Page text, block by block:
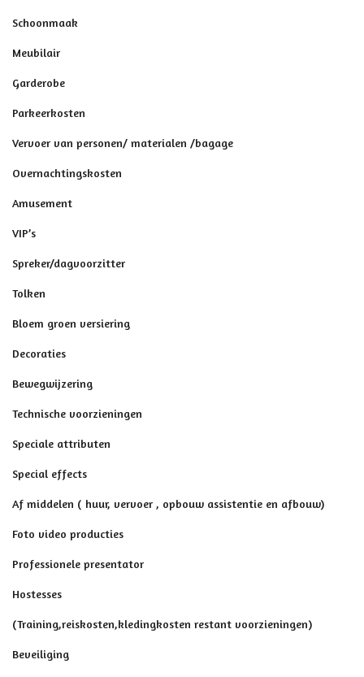
Schoonmaak
Meubilair
Garderobe
Parkeerkosten
Vervoer van personen/ materialen /bagage
Overnachtingskosten
Amusement
VIP’s
Spreker/dagvoorzitter
Tolken
Bloem groen versiering
Decoraties
Bewegwijzering
Technische voorzieningen
Speciale attributen
Special effects
Af middelen ( huur, vervoer , opbouw assistentie en afbouw)
Foto video producties
Professionele presentator
Hostesses
(Training,reiskosten,kledingkosten restant voorzieningen)
Beveiliging